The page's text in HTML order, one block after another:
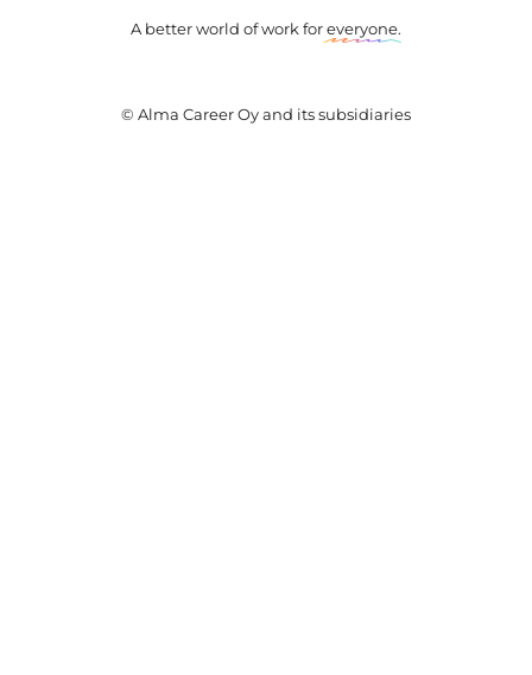
A better world of work foreveryone.
© Alma Career Oy and its subsidiaries